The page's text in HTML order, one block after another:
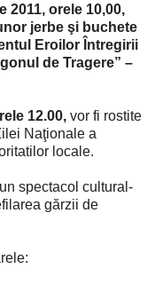
2011, orele 10,00,
jerbe şi buchete
Eroilor Întregirii
de Tragere” –
12.00, vor fi rostite
Naţionale a
locale.
spectacol cultural-
gărzii de